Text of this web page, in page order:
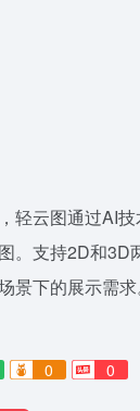
轻云图通过AI
。支持2D和3D
景下的展示需求
0 0